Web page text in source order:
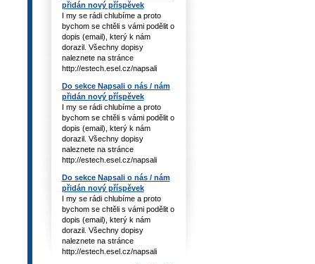
přidán nový příspěvek
I my se rádi chlubíme a proto
bychom se chtěli s vámi podělit o
dopis (email), který k nám
dorazil. Všechny dopisy
naleznete na stránce
http://estech.esel.cz/napsali
Do sekce Napsali o nás / nám
přidán nový příspěvek
I my se rádi chlubíme a proto
bychom se chtěli s vámi podělit o
dopis (email), který k nám
dorazil. Všechny dopisy
naleznete na stránce
http://estech.esel.cz/napsali
Do sekce Napsali o nás / nám
přidán nový příspěvek
I my se rádi chlubíme a proto
bychom se chtěli s vámi podělit o
dopis (email), který k nám
dorazil. Všechny dopisy
naleznete na stránce
http://estech.esel.cz/napsali